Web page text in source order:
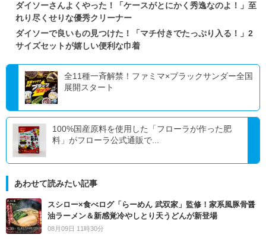
ダイソーさんよくやった！「ケースがとにかく秀逸なのよ！」至
れり尽くせりな優秀クリーナー
ダイソーで良いもの見つけた！「マチ付きでたっぷり入る！」2
サイズセットが嬉しい便利な巾着
全11種一斉解禁！ファミマ×ブラックサンダー全国
展開スタート
100%国産原料を使用した「フローラが作った肥
料」がフローラ公式通販で...
あわせて読みたい記事
スシロー×食べログ「らーめん 武双家」監修！家系風豚骨醤
油ラーメン＆新感覚冷やしとり天うどんが新登場
08月09日 11時30分